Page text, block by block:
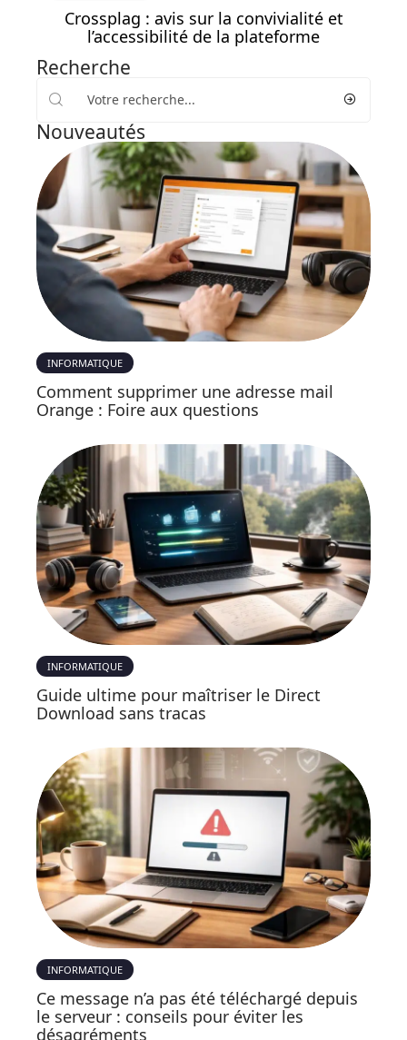
Crossplag : avis sur la convivialité et
l’accessibilité de la plateforme
Recherche
Nouveautés
INFORMATIQUE
Comment supprimer une adresse mail
Orange : Foire aux questions
INFORMATIQUE
Guide ultime pour maîtriser le Direct
Download sans tracas
INFORMATIQUE
Ce message n’a pas été téléchargé depuis
le serveur : conseils pour éviter les
désagréments